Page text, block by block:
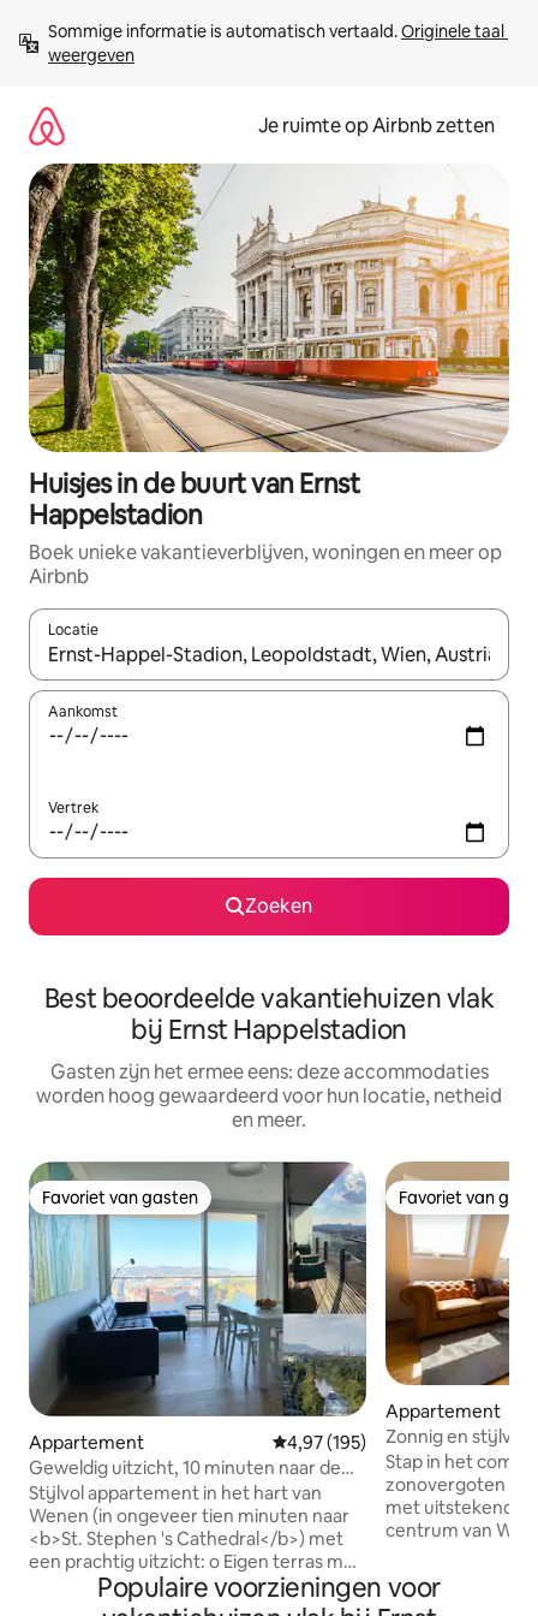
direct
naar
Sommige informatie is automatisch vertaald. Originele taal
weergeven
Je ruimte op Airbnb zetten
Huisjes in de buurt van Ernst
Happelstadion
Boek unieke vakantieverblijven, woningen en meer op
Airbnb
Locatie
Wanneer er suggesties beschikbaar zijn, maak je een keuze
Aankomst
Vertrek
Zoeken
Best beoordeelde vakantiehuizen vlak
bij Ernst Happelstadion
Gasten zijn het ermee eens: deze accommodaties
worden hoog gewaardeerd voor hun locatie, netheid
en meer.
Favoriet van gasten
Favoriet van gasten
Appartement Gemiddelde beoordeling van
4,97 (195)
Geweldig uitzicht, 10 minuten naar de
Sint-Stefanusbasiliek
Stijlvol appartement in het hart van
Wenen (in ongeveer tien minuten naar
<b>St. Stephen 's Cathedral</b>) met
een prachtig uitzicht: o Eigen terras met
uitzicht op hartje Wenen en het
Donaukanaal o Dakterras met
Favoriet van
Favoriet van
Appartement
Zonnig en stijlvol
bed en balkon
Stap in het
zonovergoten
met uitstekende
centrum van
bruisende
en belooft een
Populaire voorzieningen voor